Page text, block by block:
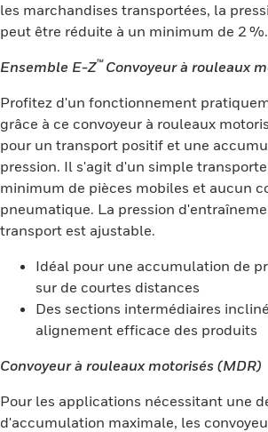
les marchandises transportées, la
peut être réduite à un minimum de 2 %.
Ensemble E-Z™Convoyeur à rouleaux
Profitez d'un fonctionnement
grâce à ce convoyeur à rouleaux
pour un transport positif et une
pression. Il s'agit d'un simple
minimum de pièces mobiles et aucun
pneumatique. La pression
transport est ajustable.
Idéal pour une accumulation de
sur de courtes distances
Des sections intermédiaires
alignement efficace des produits
Convoyeur à rouleaux motorisés (MDR)
Pour les applications nécessitant une
d'accumulation maximale, les